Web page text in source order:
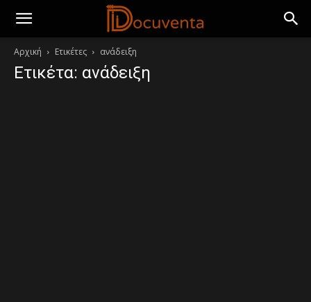
Αρχική Ετικέτες ανάδειξη
Ετικέτα: ανάδειξη